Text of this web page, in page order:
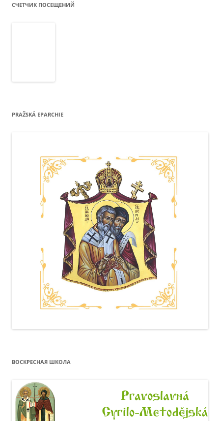
СЧЕТЧИК ПОСЕЩЕНИЙ
PRAŽSKÁ EPARCHIE
ВОСКРЕСНАЯ ШКОЛА